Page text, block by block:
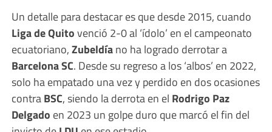
Un detalle para destacar es que desde 2015, cuando
Liga de Quitovenció 2-0 al ‘ídolo’ en el campeonato
ecuatoriano,Zubeldíano ha logrado derrotar a
Barcelona SC. Desde su regreso a los ‘albos’ en 2022,
solo ha empatado una vez y perdido en dos ocasiones
contraBSC, siendo la derrota en el Rodrigo Paz
Delgado en 2023 un golpe duro que marcó el fin del